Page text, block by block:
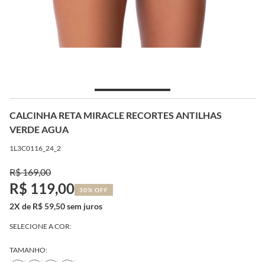
CALCINHA RETA MIRACLE RECORTES ANTILHAS
VERDE AGUA
1L3C0116_24_2
R$ 169,00
R$ 119,00 30% OFF
2X de R$ 59,50 sem juros
SELECIONE A COR:
TAMANHO: